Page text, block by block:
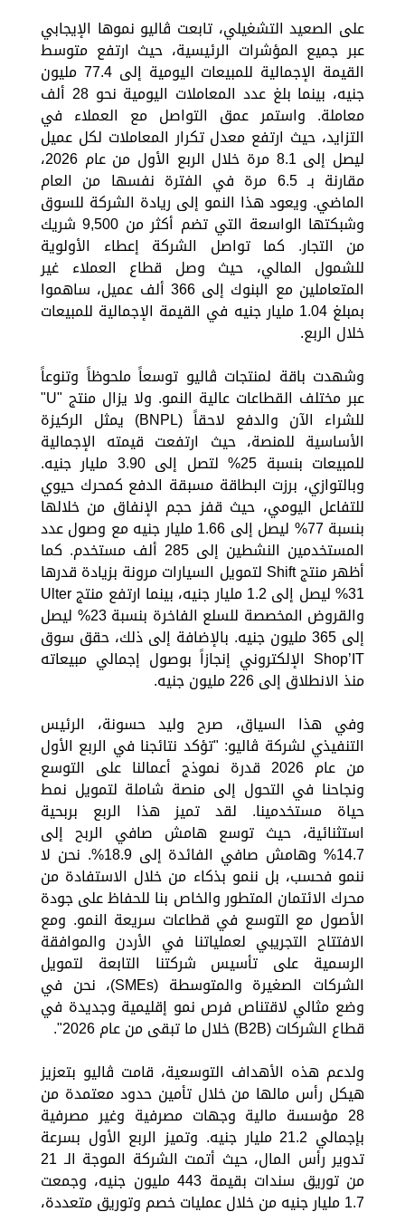
على الصعيد التشغيلي، تابعت ڤاليو نموها الإيجابي
عبر جميع المؤشرات الرئيسية، حيث ارتفع متوسط
القيمة الإجمالية للمبيعات اليومية إلى 77.4 مليون
جنيه، بينما بلغ عدد المعاملات اليومية نحو 28 ألف
معاملة. واستمر عمق التواصل مع العملاء في
التزايد، حيث ارتفع معدل تكرار المعاملات لكل عميل
ليصل إلى 8.1 مرة خلال الربع الأول من عام 2026،
مقارنة بـ 6.5 مرة في الفترة نفسها من العام
الماضي. ويعود هذا النمو إلى ريادة الشركة للسوق
وشبكتها الواسعة التي تضم أكثر من 9,500 شريك
من التجار. كما تواصل الشركة إعطاء الأولوية
للشمول المالي، حيث وصل قطاع العملاء غير
المتعاملين مع البنوك إلى 366 ألف عميل، ساهموا
بمبلغ 1.04 مليار جنيه في القيمة الإجمالية للمبيعات
خلال الربع.
وشهدت باقة لمنتجات ڤاليو توسعاً ملحوظاً وتنوعاً
عبر مختلف القطاعات عالية النمو. ولا يزال منتج "U"
للشراء الآن والدفع لاحقاً (BNPL) يمثل الركيزة
الأساسية للمنصة، حيث ارتفعت قيمته الإجمالية
للمبيعات بنسبة 25% لتصل إلى 3.90 مليار جنيه.
وبالتوازي، برزت البطاقة مسبقة الدفع كمحرك حيوي
للتفاعل اليومي، حيث قفز حجم الإنفاق من خلالها
بنسبة 77% ليصل إلى 1.66 مليار جنيه مع وصول عدد
المستخدمين النشطين إلى 285 ألف مستخدم. كما
أظهر منتج Shift لتمويل السيارات مرونة بزيادة قدرها
31% ليصل إلى 1.2 مليار جنيه، بينما ارتفع منتج Ulter
والقروض المخصصة للسلع الفاخرة بنسبة 23% ليصل
إلى 365 مليون جنيه. بالإضافة إلى ذلك، حقق سوق
Shop’IT الإلكتروني إنجازاً بوصول إجمالي مبيعاته
منذ الانطلاق إلى 226 مليون جنيه.
وفي هذا السياق، صرح وليد حسونة، الرئيس
التنفيذي لشركة ڤاليو: "تؤكد نتائجنا في الربع الأول
من عام 2026 قدرة نموذج أعمالنا على التوسع
ونجاحنا في التحول إلى منصة شاملة لتمويل نمط
حياة مستخدمينا. لقد تميز هذا الربع بربحية
استثنائية، حيث توسع هامش صافي الربح إلى
14.7% وهامش صافي الفائدة إلى 18.9%. نحن لا
ننمو فحسب، بل ننمو بذكاء من خلال الاستفادة من
محرك الائتمان المتطور والخاص بنا للحفاظ على جودة
الأصول مع التوسع في قطاعات سريعة النمو. ومع
الافتتاح التجريبي لعملياتنا في الأردن والموافقة
الرسمية على تأسيس شركتنا التابعة لتمويل
الشركات الصغيرة والمتوسطة (SMEs)، نحن في
وضع مثالي لاقتناص فرص نمو إقليمية وجديدة في
قطاع الشركات (B2B) خلال ما تبقى من عام 2026".
ولدعم هذه الأهداف التوسعية، قامت ڤاليو بتعزيز
هيكل رأس مالها من خلال تأمين حدود معتمدة من
28 مؤسسة مالية وجهات مصرفية وغير مصرفية
بإجمالي 21.2 مليار جنيه. وتميز الربع الأول بسرعة
تدوير رأس المال، حيث أتمت الشركة الموجة الـ 21
من توريق سندات بقيمة 443 مليون جنيه، وجمعت
1.7 مليار جنيه من خلال عمليات خصم وتوريق متعددة،